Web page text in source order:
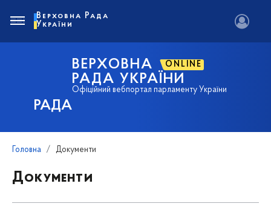
РАДА
ВЕРХОВНА ONLINE
РАДА УКРАЇНИ
Офіційний вебпортал парламенту України
Верховна Рада
України
Головна Документи
Документи